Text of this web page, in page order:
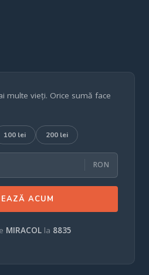
multe vieți. Orice sumă face
100 lei 200 lei
RON
ACUM
MIRACOLla 8835